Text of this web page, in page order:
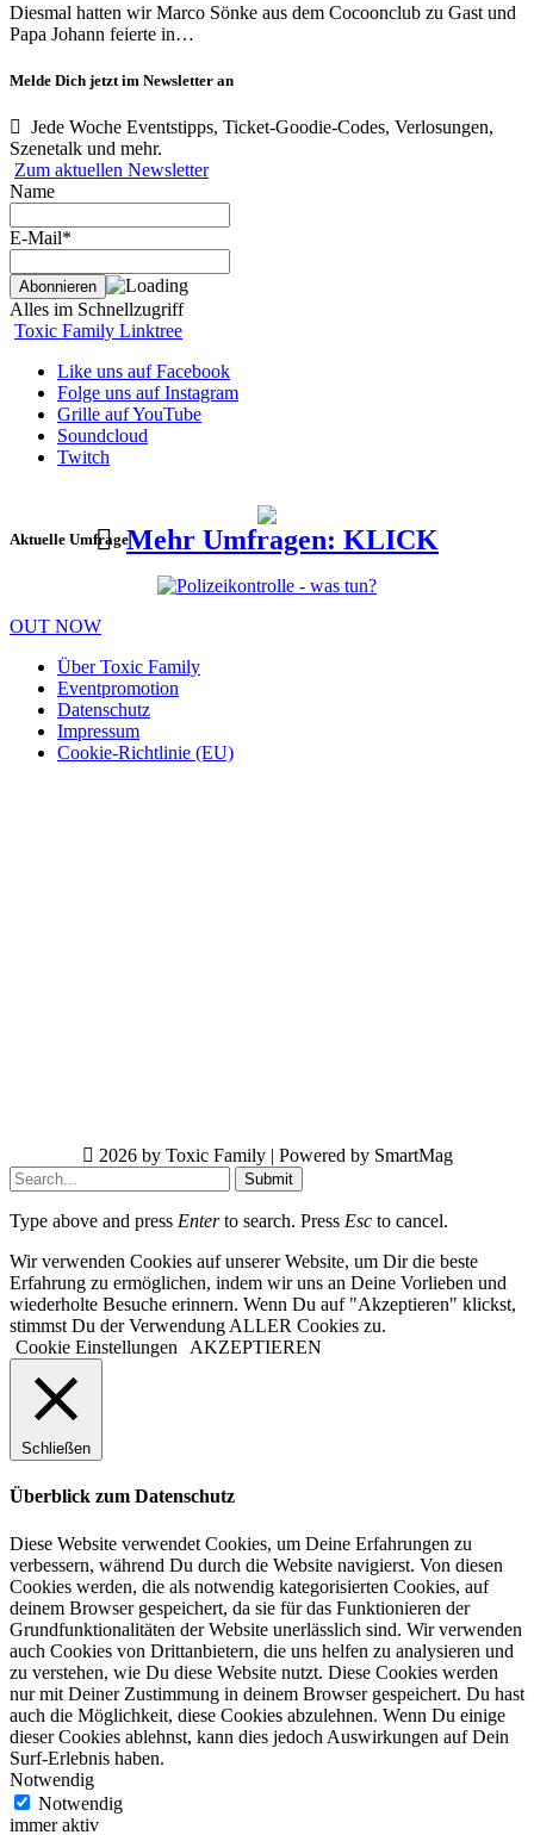
Diesmal hatten wir Marco Sönke aus dem Cocoonclub zu Gast und
Papa Johann feierte in…
Melde Dich jetzt im Newsletter an
Jede Woche Eventstipps, Ticket-Goodie-Codes, Verlosungen,
Szenetalk und mehr.
Zum aktuellen Newsletter
Name
E-Mail*
Alles im Schnellzugriff
Toxic Family Linktree
Like uns auf Facebook
Folge uns auf Instagram
Grille auf YouTube
Soundcloud
Twitch
Aktuelle UmfrageMehr Umfragen: KLICK
OUT NOW
Über Toxic Family
Eventpromotion
Datenschutz
Impressum
Cookie-Richtlinie (EU)
2026 by Toxic Family | Powered by SmartMag
Submit
Type above and press Enterto search. Press Esc to cancel.
Wir verwenden Cookies auf unserer Website, um Dir die beste
Erfahrung zu ermöglichen, indem wir uns an Deine Vorlieben und
wiederholte Besuche erinnern. Wenn Du auf "Akzeptieren" klickst,
stimmst Du der Verwendung ALLER Cookies zu.
Cookie Einstellungen
AKZEPTIEREN
Schließen
Überblick zum Datenschutz
Diese Website verwendet Cookies, um Deine Erfahrungen zu
verbessern, während Du durch die Website navigierst. Von diesen
Cookies werden, die als notwendig kategorisierten Cookies, auf
deinem Browser gespeichert, da sie für das Funktionieren der
Grundfunktionalitäten der Website unerlässlich sind. Wir verwenden
auch Cookies von Drittanbietern, die uns helfen zu analysieren und
zu verstehen, wie Du diese Website nutzt. Diese Cookies werden
nur mit Deiner Zustimmung in deinem Browser gespeichert. Du hast
auch die Möglichkeit, diese Cookies abzulehnen. Wenn Du einige
dieser Cookies ablehnst, kann dies jedoch Auswirkungen auf Dein
Surf-Erlebnis haben.
Notwendig
Notwendig
immer aktiv